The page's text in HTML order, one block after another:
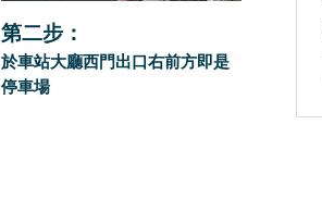
第二步：
於車站大廳西門出口右前方即是
停車場